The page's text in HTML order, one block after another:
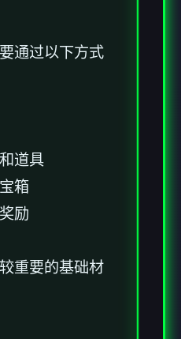
通过以下方式
道具
箱
励
重要的基础材